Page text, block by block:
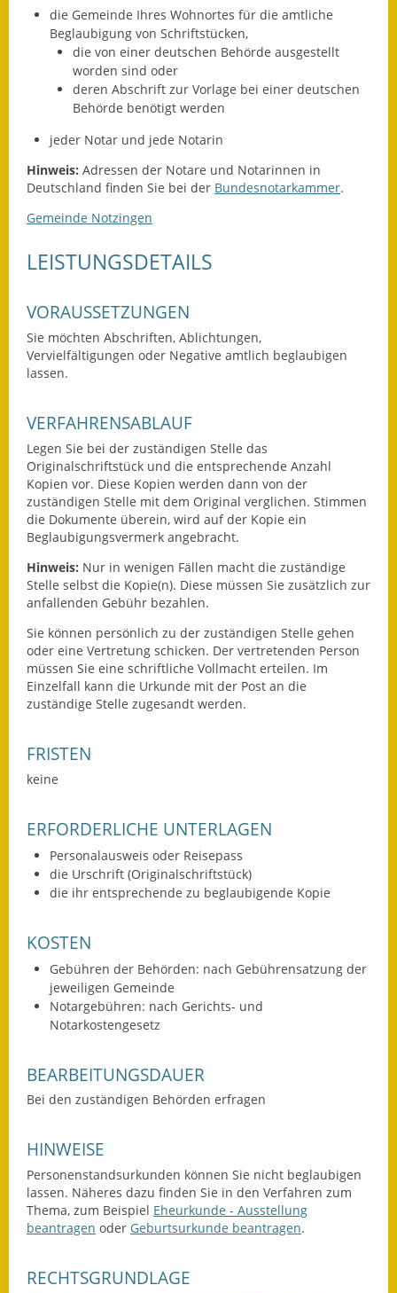
Fundbehörde
Sitzungsberichte 2015
Sitzungsberichte 2016
Sitzungsberichte 2017
Sitzungsberichte 2019
Gemeindeverwaltung
Getrennte
Abwassergebühr
Grundsteuerreform
Haushaltspläne
Jahresabschlüsse
Wasserversorgung
Heiraten in Notzingen
Mitarbeiter
Wahlen
Was erledige ich wo?
Leben
Baugebiete & Bauplätze
Bauwasser/Wasser/Abwasser
Bodenrichtwerte
Gerätehütten
Gutachterausschuss
die Gemeinde Ihres Wohnortes für die amtliche
Beglaubigung von Schriftstücken,
die von einer deutschen Behörde ausgestellt
worden sind oder
deren Abschrift zur Vorlage bei einer deutschen
Behörde benötigt werden
jeder Notar und jede Notarin
Hinweis: Adressen der Notare und Notarinnen in
Deutschland finden Sie bei der Bundesnotarkammer.
Gemeinde Notzingen
LEISTUNGSDETAILS
VORAUSSETZUNGEN
Sie möchten Abschriften, Ablichtungen,
Vervielfältigungen oder Negative amtlich beglaubigen
lassen.
VERFAHRENSABLAUF
Legen Sie bei der zuständigen Stelle das
Originalschriftstück und die entsprechende Anzahl
Kopien vor. Diese Kopien werden dann von der
zuständigen Stelle mit dem Original verglichen. Stimmen
die Dokumente überein, wird auf der Kopie ein
Beglaubigungsvermerk angebracht.
Hinweis: Nur in wenigen Fällen macht die zuständige
Stelle selbst die Kopie(n). Diese müssen Sie zusätzlich zur
anfallenden Gebühr bezahlen.
Sie können persönlich zu der zuständigen Stelle gehen
oder eine Vertretung schicken. Der vertretenden Person
müssen Sie eine schriftliche Vollmacht erteilen. Im
Einzelfall kann die Urkunde mit der Post an die
zuständige Stelle zugesandt werden.
FRISTEN
keine
ERFORDERLICHE UNTERLAGEN
Personalausweis oder Reisepass
die Urschrift (Originalschriftstück)
die ihr entsprechende zu beglaubigende Kopie
KOSTEN
Gebühren der Behörden: nach Gebührensatzung der
jeweiligen Gemeinde
Notargebühren: nach Gerichts- und
Notarkostengesetz
BEARBEITUNGSDAUER
Bei den zuständigen Behörden erfragen
HINWEISE
Personenstandsurkunden können Sie nicht beglaubigen
lassen. Näheres dazu finden Sie in den Verfahren zum
Thema, zum Beispiel Eheurkunde - Ausstellung
beantragen oder Geburtsurkunde beantragen.
RECHTSGRUNDLAGE